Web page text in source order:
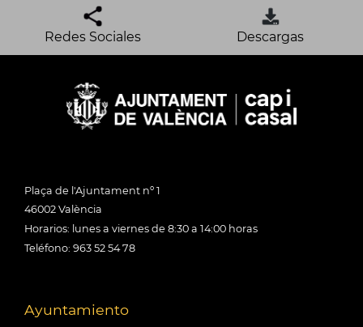
Redes Sociales Descargas
Plaça de l'Ajuntament nº 1
46002 València
Horarios: lunes a viernes de 8:30 a 14:00 horas
Teléfono: 963 52 54 78
Ayuntamiento